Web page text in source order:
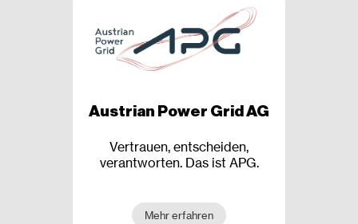
Austrian Power Grid AG
Vertrauen, entscheiden,
verantworten. Das ist APG.
Mehr erfahren